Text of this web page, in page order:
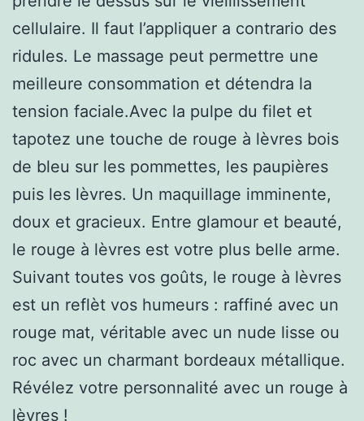
cellulaire. Il faut l’appliquer a contrario des
ridules. Le massage peut permettre une
meilleure consommation et détendra la
tension faciale.Avec la pulpe du filet et
tapotez une touche de rouge à lèvres bois
de bleu sur les pommettes, les paupières
puis les lèvres. Un maquillage imminente,
doux et gracieux. Entre glamour et beauté,
le rouge à lèvres est votre plus belle arme.
Suivant toutes vos goûts, le rouge à lèvres
est un reflèt vos humeurs : raffiné avec un
rouge mat, véritable avec un nude lisse ou
roc avec un charmant bordeaux métallique.
Révélez votre personnalité avec un rouge à
lèvres !